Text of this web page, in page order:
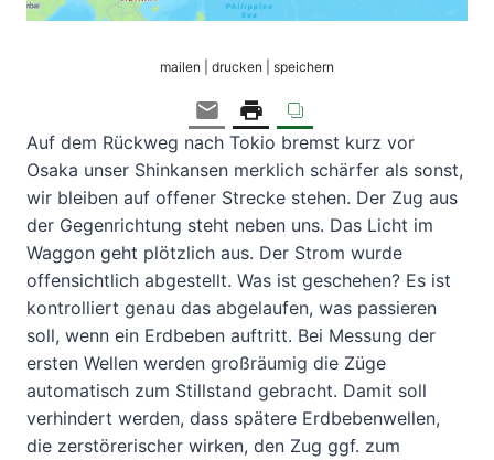
mailen | drucken | speichern
Auf dem Rückweg nach Tokio bremst kurz vor
Osaka unser Shinkansen merklich schärfer als sonst,
wir bleiben auf offener Strecke stehen. Der Zug aus
der Gegenrichtung steht neben uns. Das Licht im
Waggon geht plötzlich aus. Der Strom wurde
offensichtlich abgestellt. Was ist geschehen? Es ist
kontrolliert genau das abgelaufen, was passieren
soll, wenn ein Erdbeben auftritt. Bei Messung der
ersten Wellen werden großräumig die Züge
automatisch zum Stillstand gebracht. Damit soll
verhindert werden, dass spätere Erdbebenwellen,
die zerstörerischer wirken, den Zug ggf. zum